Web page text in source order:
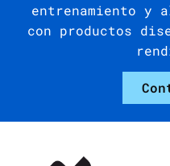
entrenamiento y
con productos